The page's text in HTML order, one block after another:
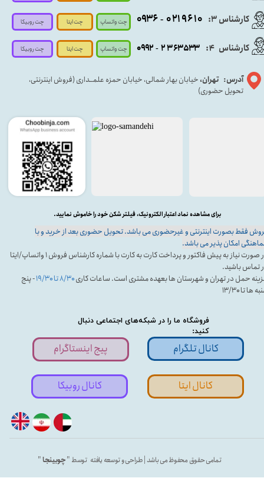
فروشگاه ما را در شبکه‌های اجتماعی دنبال
کنید:
تمامی حقوق محفوظ می باشد | طراحی و توسعه یافته توسط "چوبینجا"
آدرس: تهران، خیابان بهار شمالی، خیابان حمزه علمــداری (فروش اینترنتی،
تحویل حضوری)
کارشناس ۳: ۰۲۱۹۶۱۰ -۰۹۳۶
فقط بصورت اینترنتی و غیرحضوری می باشد. تحویل حضوری بعد از خرید و با
امکان پذیر می باشد.
در صورت نیاز به پیش فاکتور و پرداخت کارت به کارت با شماره کارشناس فروش ۱ واتساپ/ایتا
تماس باشید.
حمل در تهران و شهرستان ها بعهده مشتری است. ساعات کاری۸/۳۰ تا ۱۹/۳۰
- پنج
ها تا ۱۳/۳۰
برای مشاهده نماد اعتبار الکترونیک، فیلتر شکن خود را خاموش نمایید.
پیج اینستاگرام کانال تلگرام
کانال ایتا کانال روبیکا
کارشناس 4
: ۲۳۶۳۵۳۳ - ۰۹۹۲ چت واتساپ
چت واتساپ چت ایتا
چت ایتا
چت روبیکا
چت روبیکا